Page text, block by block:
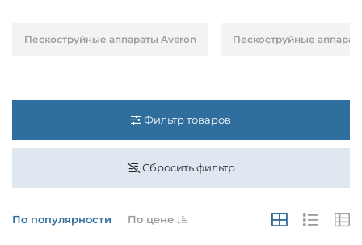
Пескоструйные аппараты Averon Пескоструйные
Фильтр товаров
Сбросить фильтр
По популярности По цене